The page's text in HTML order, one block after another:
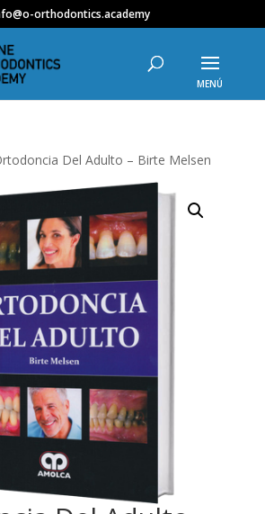
orthodontics.academy
Del Adulto – Birte Melsen